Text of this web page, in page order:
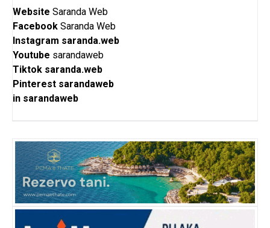
Website Saranda Web
Facebook Saranda Web
Instagram saranda.web
Youtube sarandaweb
Tiktok saranda.web
Pinterest sarandaweb
in sarandaweb